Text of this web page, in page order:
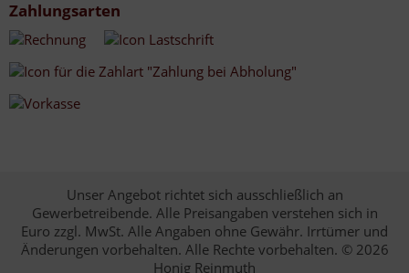
Zahlungsarten
Unser Angebot richtet sich ausschließlich an
Gewerbetreibende. Alle Preisangaben verstehen sich in
Euro zzgl. MwSt. Alle Angaben ohne Gewähr. Irrtümer und
Änderungen vorbehalten. Alle Rechte vorbehalten. © 2026
Honig Reinmuth